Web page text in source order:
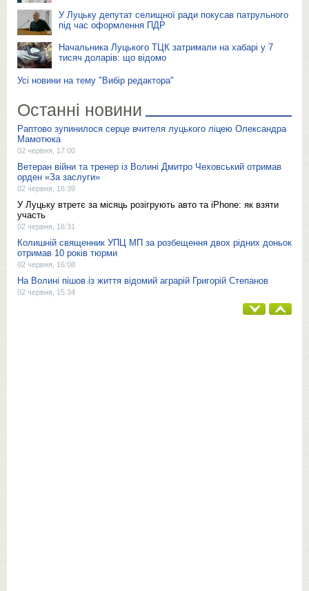
У Луцьку депутат селищної ради покусав патрульного
під час оформлення ПДР
Начальника Луцького ТЦК затримали на хабарі у 7
тисяч доларів: що відомо
Усі новини на тему "Вибір редактора"
Останні новини
Раптово зупинилося серце вчителя луцького ліцею Олександра
Мамотюка
02 червня, 17:00
Ветеран війни та тренер із Волині Дмитро Чеховський отримав
орден «За заслуги»
02 червня, 16:39
У Луцьку втретє за місяць розігрують авто та iPhone: як взяти
участь
02 червня, 16:31
Колишній священник УПЦ МП за розбещення двох рідних доньок
отримав 10 років тюрми
02 червня, 16:08
На Волині пішов із життя відомий аграрій Григорій Степанов
02 червня, 15:34